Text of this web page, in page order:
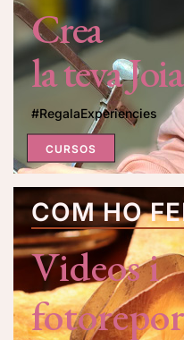
Crea
la teva Joia
#RegalaExperiencies
CURSOS
COM HO
Videos i